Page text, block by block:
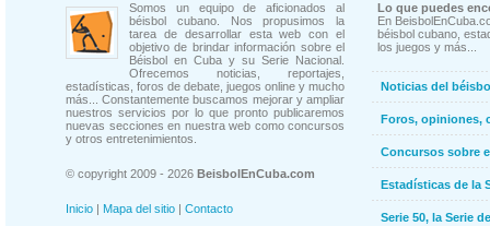
Somos un equipo de aficionados al
béisbol cubano. Nos propusimos la
tarea de desarrollar esta web con el
objetivo de brindar información sobre el
Béisbol en Cuba y su Serie Nacional.
Ofrecemos noticias, reportajes,
estadísticas, foros de debate, juegos online y mucho
más... Constantemente buscamos mejorar y ampliar
nuestros servicios por lo que pronto publicaremos
nuevas secciones en nuestra web como concursos
y otros entretenimientos.
© copyright 2009 - 2026 BeisbolEnCuba.com
Inicio | Mapa del sitio | Contacto
Lo que puedes
En
béisbol cubano,
los juegos y más...
Noticias del
Foros, opiniones,
Concursos sobre
Estadísticas de la
Serie 50, la Serie